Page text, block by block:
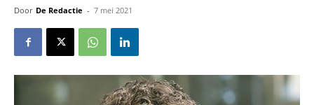
Door De Redactie - 7 mei 2021